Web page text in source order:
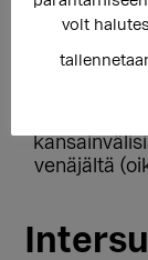
venäjältä
voit